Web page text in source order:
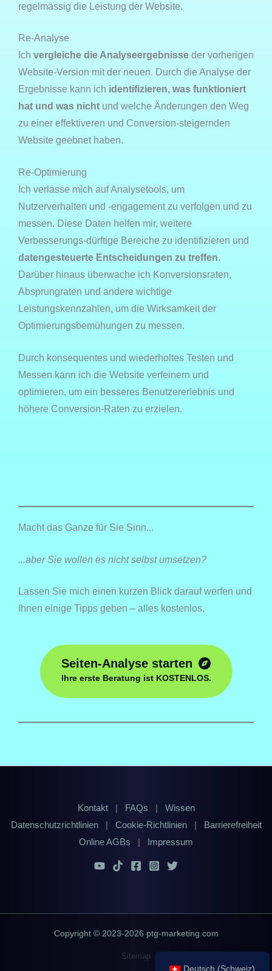
regelmässig die Leistung der Website.
Re-Analyse
Ich vergleiche die Analyseergebnisse der vorherigen
Website-Version mit der neuen. Durch die Analyse der
Ergebnisse kann ich identifizieren, was funktioniert
hat und was nicht und welche Änderungen den Weg
zu einer effektiveren und Conversion-steigernden
Website geebnet haben.
Re-Optimierung
Ich verlasse mich auf Analysetools, um
Nutzerverhalten und -engagement zu verfolgen und zu
messen. Diese Daten helfen mir, weitere
Verbesserungs-dürftige Bereiche zu identifizieren und
datengesteuerte Entscheidungen zu treffen.
Darüber hinaus überwache ich Konversionsraten,
Absprungraten und andere wichtige
Leistungskennzahlen, um die Wirksamkeit der
Optimierungsbemühungen zu messen.
Durch konsequentes und wiederholtes Testen und
Messen kann ich die Website verfeinern und
optimieren, um ein besseres Benutzererlebnis und
höhere Conversion-Raten zu erzielen.
Macht das Ganze für Sie Sinn...
...aber Sie wollen es nicht selbst umsetzen?
Lassen Sie mich einen kurzen Blick darauf werfen und
Ihnen einige Tipps geben – alles kostenlos.
Seiten-Analyse starten
Ihre erste Beratung ist KOSTENLOS.
Kontakt| FAQs
Wissen
Datenschutzrichtlinien| Cookie-Richtlinien|
Barrierefreiheit
Online AGBs
Impressum
Copyright © 2023-2026 ptg-marketing.com
Sitemap
Deutsch (Schweiz)